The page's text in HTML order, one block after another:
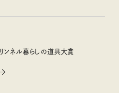
リンネル暮らしの道具大賞